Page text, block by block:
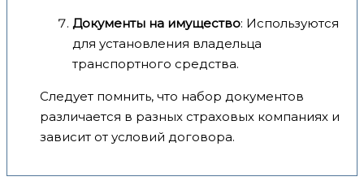
Документы на имущество: Используются
для установления владельца
транспортного средства.
Следует помнить, что набор документов
различается в разных страховых компаниях и
зависит от условий договора.